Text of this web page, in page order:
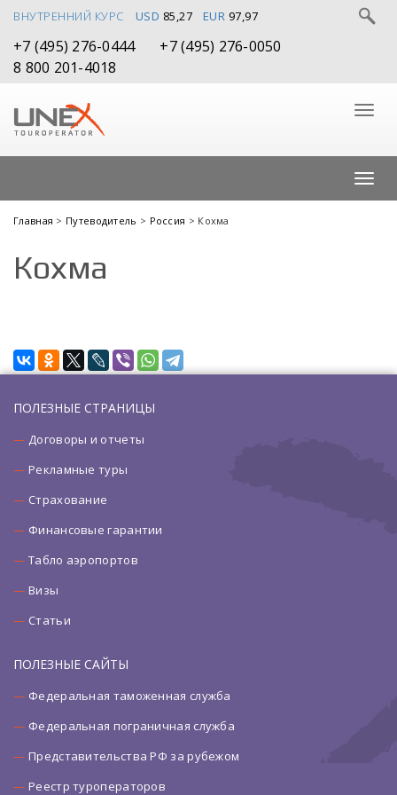
ВНУТРЕННИЙ КУРС USD 85,27 EUR 97,97
+7 (495) 276-0444
+7 (495) 276-0050
8 800 201-4018
Главная > Путеводитель > Россия > Кохма
Кохма
ПОЛЕЗНЫЕ СТРАНИЦЫ
Договоры и отчеты
Рекламные туры
Страхование
Финансовые гарантии
Табло аэропортов
Визы
Статьи
ПОЛЕЗНЫЕ САЙТЫ
Федеральная таможенная служба
Федеральная пограничная служба
Представительства РФ за рубежом
Реестр туроператоров